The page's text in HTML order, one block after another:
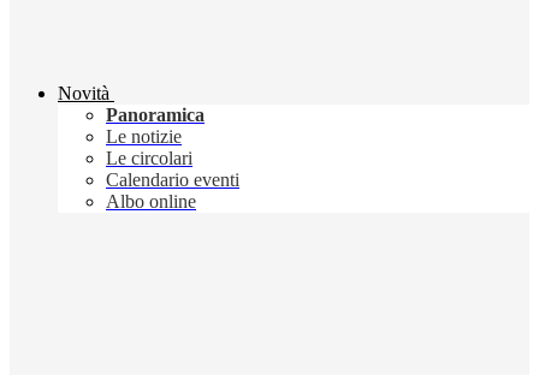
Novità
Panoramica
Le notizie
Le circolari
Calendario eventi
Albo online